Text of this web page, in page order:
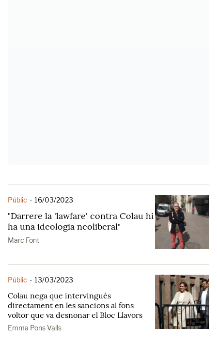
Públic - 16/03/2023
"Darrere la 'lawfare' contra Colau hi
ha una ideologia neoliberal"
Marc Font
Públic - 13/03/2023
Colau nega que intervingués
directament en les sancions al fons
voltor que va desnonar el Bloc Llavors
Emma Pons Valls